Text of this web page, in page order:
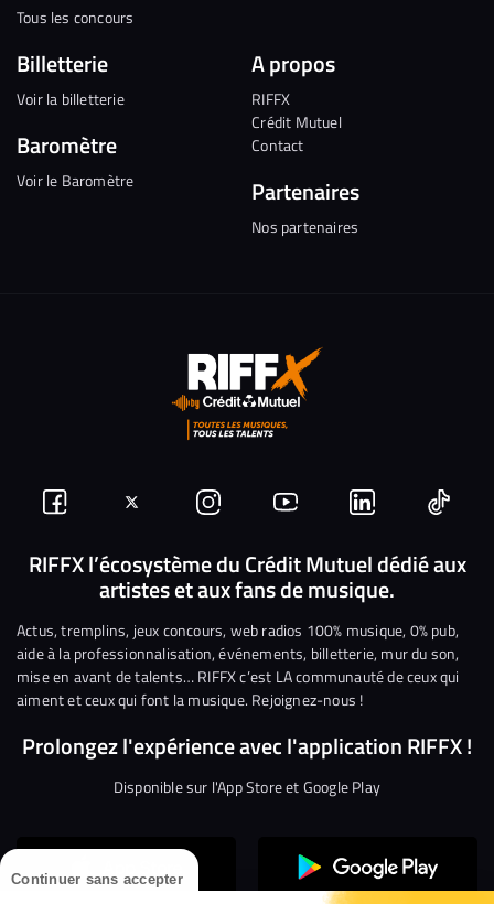
Continuer sans accepter
Tous les concours
Billetterie
Voir la billetterie
Baromètre
Voir le Baromètre
A propos
RIFFX
Crédit Mutuel
Contact
Partenaires
Nos partenaires
Suivez-
nous
Facebook
Suivez-
nous
sur
Twitter
Nous
rejoindre
sur
Instagram
Nous
rejoindre
sur
YouTube
Nous
rejoindre
sur
Linkedin
Nous
RIFFX l’écosystème du Crédit Mutuel dédié aux
artistes et aux fans de musique.
Actus, tremplins, jeux concours, web radios 100% musique, 0% pub,
aide à la professionnalisation, événements, billetterie, mur du son,
mise en avant de talents… RIFFX c’est LA communauté de ceux qui
aiment et ceux qui font la musique. Rejoignez-nous !
Prolongez l'expérience avec l'application RIFFX !
Disponible sur l'App Store et Google Play